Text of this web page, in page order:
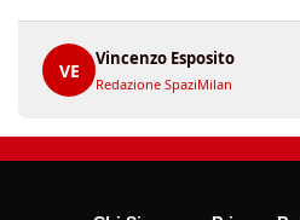
VE
Vincenzo Esposito
Redazione SpaziMilan